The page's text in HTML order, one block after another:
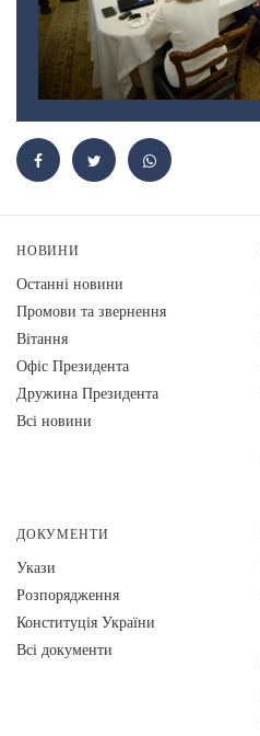
НОВИНИ
Останні новини
Промови та звернення
Вiтання
Офіс Президента
Дружина Президента
Всі новини
ДОКУМЕНТИ
Укази
Розпорядження
Конституція України
Всі документи